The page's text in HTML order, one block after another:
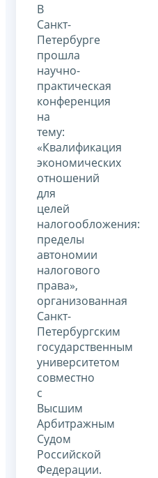
В
Санкт-
Петербурге
прошла
научно-
практическая
конференция
на
тему:
«Квалификация
экономических
отношений
для
целей
налогообложения:
пределы
автономии
налогового
права»,
организованная
Санкт-
Петербургским
государственным
университетом
совместно
с
Высшим
Арбитражным
Судом
Российской
Федерации.